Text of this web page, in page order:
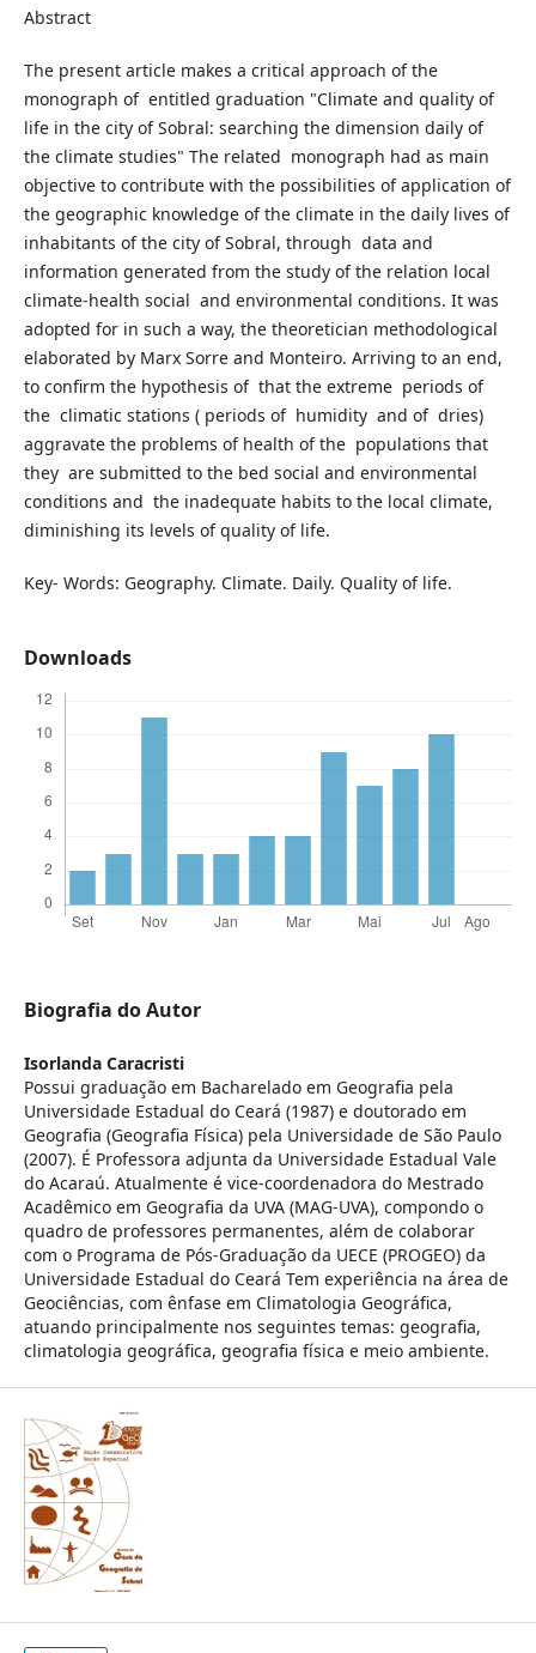
Abstract
The present article makes a critical approach of the
monograph of entitled graduation "Climate and quality of
life in the city of Sobral: searching the dimension daily of
the climate studies" The related monograph had as main
objective to contribute with the possibilities of application of
the geographic knowledge of the climate in the daily lives of
inhabitants of the city of Sobral, through data and
information generated from the study of the relation local
climate-health social and environmental conditions. It was
adopted for in such a way, the theoretician methodological
elaborated by Marx Sorre and Monteiro. Arriving to an end,
to confirm the hypothesis of that the extreme periods of
the climatic stations ( periods of humidity and of dries)
aggravate the problems of health of the populations that
they are submitted to the bed social and environmental
conditions and the inadequate habits to the local climate,
diminishing its levels of quality of life.
Key- Words: Geography. Climate. Daily. Quality of life.
Downloads
Biografia do Autor
Isorlanda Caracristi
Possui graduação em Bacharelado em Geografia pela
Universidade Estadual do Ceará (1987) e doutorado em
Geografia (Geografia Física) pela Universidade de São Paulo
(2007). É Professora adjunta da Universidade Estadual Vale
do Acaraú. Atualmente é vice-coordenadora do Mestrado
Acadêmico em Geografia da UVA (MAG-UVA), compondo o
quadro de professores permanentes, além de colaborar
com o Programa de Pós-Graduação da UECE (PROGEO) da
Universidade Estadual do Ceará Tem experiência na área de
Geociências, com ênfase em Climatologia Geográfica,
atuando principalmente nos seguintes temas: geografia,
climatologia geográfica, geografia física e meio ambiente.